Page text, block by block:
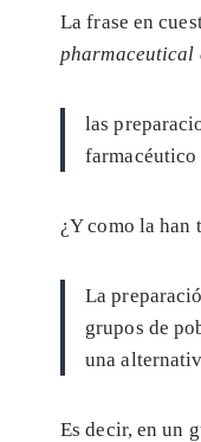
La frase en
pharmaceutical
las
¿Y como la
La
grupos de
una
Es decir, en un